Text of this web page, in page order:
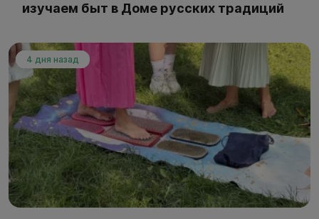
изучаем быт в Доме русских традиций
4 дня назад